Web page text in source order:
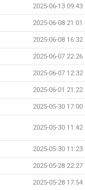
2025-06-13 09:43
2025-06-08 21:01
2025-06-08 16:32
2025-06-07 22:26
2025-06-07 12:32
2025-06-01 21:22
2025-05-30 17:00
2025-05-30 11:42
2025-05-30 11:23
2025-05-28 22:27
2025-05-28 17:54